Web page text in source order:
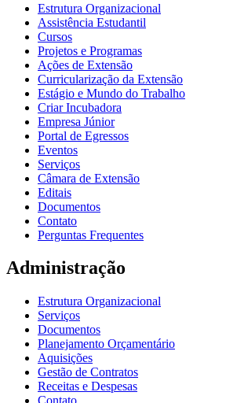
Estrutura Organizacional
Assistência Estudantil
Cursos
Projetos e Programas
Ações de Extensão
Curricularização da Extensão
Estágio e Mundo do Trabalho
Criar Incubadora
Empresa Júnior
Portal de Egressos
Eventos
Serviços
Câmara de Extensão
Editais
Documentos
Contato
Perguntas Frequentes
Administração
Estrutura Organizacional
Serviços
Documentos
Planejamento Orçamentário
Aquisições
Gestão de Contratos
Receitas e Despesas